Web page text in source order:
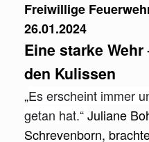
Freiwillige
26.01.2024
Eine starke
den Kulissen
„Es erscheint immer
getan hat.“Juliane
Schrevenborn,